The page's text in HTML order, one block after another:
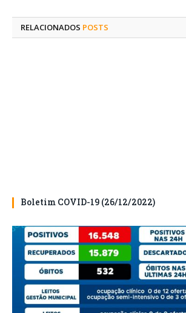
RELACIONADOS POSTS
Boletim COVID-19 (26/12/2022)